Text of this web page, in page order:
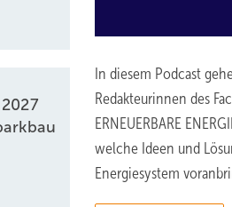
In diesem Podcast
Redakteurinnen des
ERNEUERBARE
welche Ideen und
Energiesystem